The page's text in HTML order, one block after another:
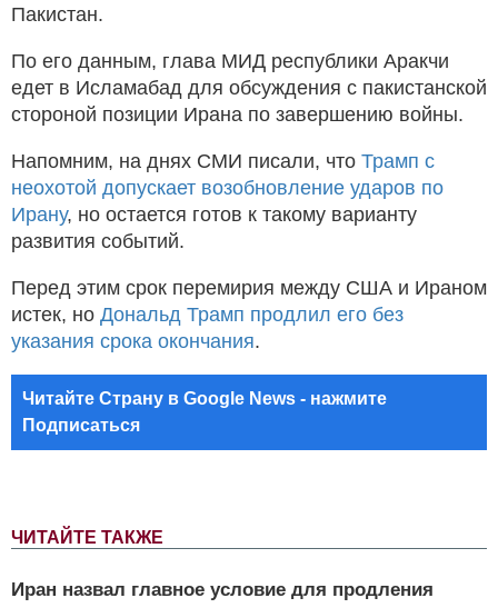
ЧИТАЙТЕ ТАКЖЕ
Иран назвал главное условие для продления
Пакистан.
По его данным, глава МИД республики Аракчи
едет в Исламабад для обсуждения с пакистанской
стороной позиции Ирана по завершению войны.
Напомним, на днях СМИ писали, что Трамп с
неохотой допускает возобновление ударов по
Ирану, но остается готов к такому варианту
развития событий.
Перед этим срок перемирия между США и Ираном
истек, но Дональд Трамп продлил его без
указания срока окончания.
Читайте Страну в Google News - нажмите
Подписаться